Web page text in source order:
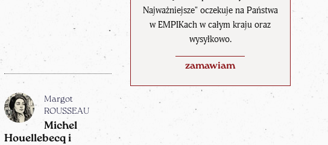
Najważniejsze" oczekuje na Państwa
w EMPIKach w całym kraju oraz
wysyłkowo.
zamawiam
Margot
ROUSSEAU
Michel
Houellebecq i